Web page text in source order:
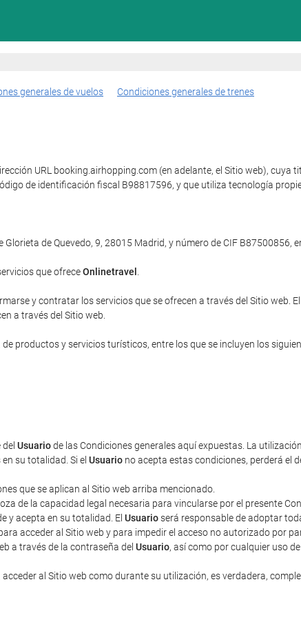
generales de vuelos Condiciones generales de trenes
URL booking.airhopping.com (en adelante, el Sitio web), cuya
de identificación fiscal B98817596, y que utiliza tecnología
Glorieta de Quevedo, 9, 28015 Madrid, y número de CIF B87500856,
que ofreceOnlinetravel
y contratar los servicios que se ofrecen a través del Sitio web. El
a través del Sitio web.
productos y servicios turísticos, entre los que se incluyen los
Usuariode las Condiciones generales aquí expuestas. La
su totalidad. Si el Usuario no acepta estas condiciones, perderá el
que se aplican al Sitio web arriba mencionado.
de la capacidad legal necesaria para vincularse por el presente
y acepta en su totalidad. El Usuarioserá responsable de adoptar
acceder al Sitio web y para impedir el acceso no autorizado por
a través de la contraseña del Usuario, así como por cualquier uso
al Sitio web como durante su utilización, es verdadera,